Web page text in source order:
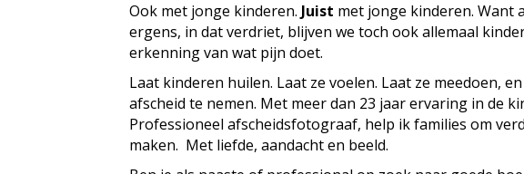
Ook met jonge kinderen. Juist met jonge kinderen. Want
ergens, in dat verdriet, blijven we toch ook allemaal
erkenning van wat pijn doet.
Laat kinderen huilen. Laat ze voelen. Laat ze meedoen,
afscheid te nemen. Met meer dan 23 jaar ervaring in de
Professioneel afscheidsfotograaf, help ik families om
maken. Met liefde, aandacht en beeld.